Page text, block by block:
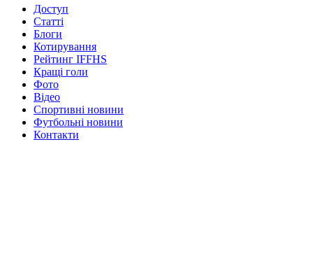
Доступ
Статті
Блоги
Котирування
Рейтинг IFFHS
Кращі голи
Фото
Відео
Спортивні новини
Футбольні новини
Контакти